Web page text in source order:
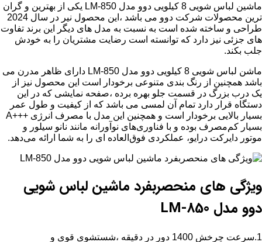
ماشین لباس شویی 8 کیلویی دوو مدل LM-850 یکی از بهترین و گران
ترین محصولات شرکت دوو می باشد ،این محصول نیر در سال 2024
طراحی و ساخته شده است به نسبت به مدل های دیگر این برند تفاوت
های جزئی نیز دارد که توانسته است رضایت مشتریان را به خودش
جلب بکند.
ماشن لباس شویی 8 کیلویی دوو مدل LM-850 دارای ظاهر مدرن می
باشد همچنین از رنگ بندی متنوعی برخودار است این محصول نیز از
یک درب بزرگ در قسمت جلو بهره برده ،صفحه نمایشی که در این
دستگاه قرار دارد تمام آن لمسی می باشد که از کیفیت و طول عمر
بسیار بالایی برخودار است و همچنین این مدل با مصرف انرژی +++A
بسیار کم‌مصرف بوده و با فناوری‌های نوآورانه مانند نانو سیلور و
موتور دایرکت درایو، عملکردی فوق‌العاده ای را به شما ارائه می‌دهد.
ویژگی های منحصربفرد ماشین لباس شویی
دوو مدل LM-850
1.سرعت چرخش 1400 دور در دقیقه ،شستشوی قوی و